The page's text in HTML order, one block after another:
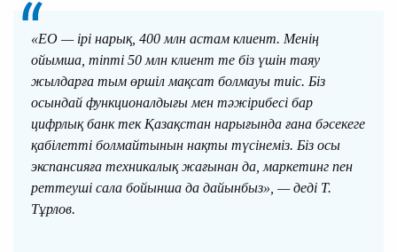
«ЕО — ірі нарық, 400 млн астам клиент. Менің
ойымша, тіпті 50 млн клиент те біз үшін таяу
жылдарға тым өршіл мақсат болмауы тиіс. Біз
осындай функционалдығы мен тәжірибесі бар
цифрлық банк тек Қазақстан нарығында ғана бәсекеге
қабілетті болмайтынын нақты түсінеміз. Біз осы
экспансияға техникалық жағынан да, маркетинг пен
реттеуші сала бойынша да дайынбыз», — деді Т.
Тұрлов.